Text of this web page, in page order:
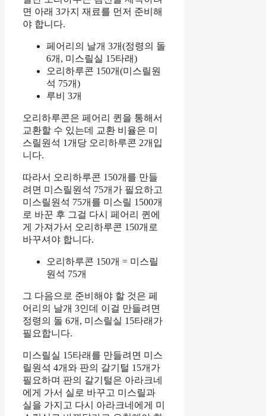
면 아래 3가지 재료를 먼저 준비해
야 합니다.
페어리의 날개 3개(정령의 돌
6개, 미스릴실 15타래)
오리하루콘 150개(미스릴원
석 75개)
루비 3개
오리하루콘은 페어리 퀸을 통해서
교환할 수 있는데 교환 비율은 미
스릴원석 1개당 오리하루콘 2개입
니다.
따라서 오리하루콘 150개를 만들
려면 미스릴원석 75개가 필요하고
미스릴원석 75개를 미스릴 1500개
로 바꾼 후 그걸 다시 페어리 퀸에
게 가져가서 오리하루콘 150개로
바꾸셔야 합니다.
오리하루콘 150개 = 미스릴
원석 75개
그 다음으로 준비해야 할 것은 페
어리의 날개 3인데 이걸 만들려면
정령의 돌 6개, 미스릴실 15타래가
필요합니다.
미스릴실 15타래를 만들려면 미스
릴원석 4개와 판의 갈기털 15개가
필요하며 판의 갈기털은 아라크네
에게 가서 실로 바꾸고 미스릴과
실을 가지고 다시 아라크네에게 미